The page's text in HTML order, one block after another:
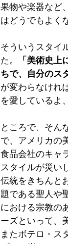
果物や楽器など
はどうでもよく
そういうスタイ
た。
「美術史
ちで、自分のス
が変わらなけれ
を愛しているよ
ところで、そん
で、アメリカの
食品会社のキャ
スタイルが災い
伝統をきちんと
題である聖人や
における宗教の
ーズといって、
またボテロ・ス